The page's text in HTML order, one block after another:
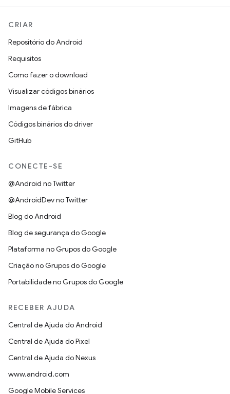
CRIAR
Repositório do Android
Requisitos
Como fazer o download
Visualizar códigos binários
Imagens de fábrica
Códigos binários do driver
GitHub
CONECTE-SE
@Android no Twitter
@AndroidDev no Twitter
Blog do Android
Blog de segurança do Google
Plataforma no Grupos do Google
Criação no Grupos do Google
Portabilidade no Grupos do Google
RECEBER AJUDA
Central de Ajuda do Android
Central de Ajuda do Pixel
Central de Ajuda do Nexus
www.android.com
Google Mobile Services